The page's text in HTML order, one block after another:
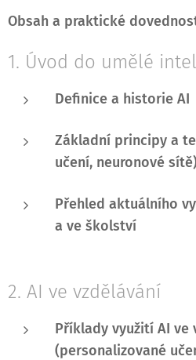
Obsah a praktické
1. Úvod do umělé
Definice a historie AI
Základní principy a
učení, neuronové
Přehled aktuálního
a ve školství
2. AI ve vzdělávání
Příklady využití AI ve
(personalizované